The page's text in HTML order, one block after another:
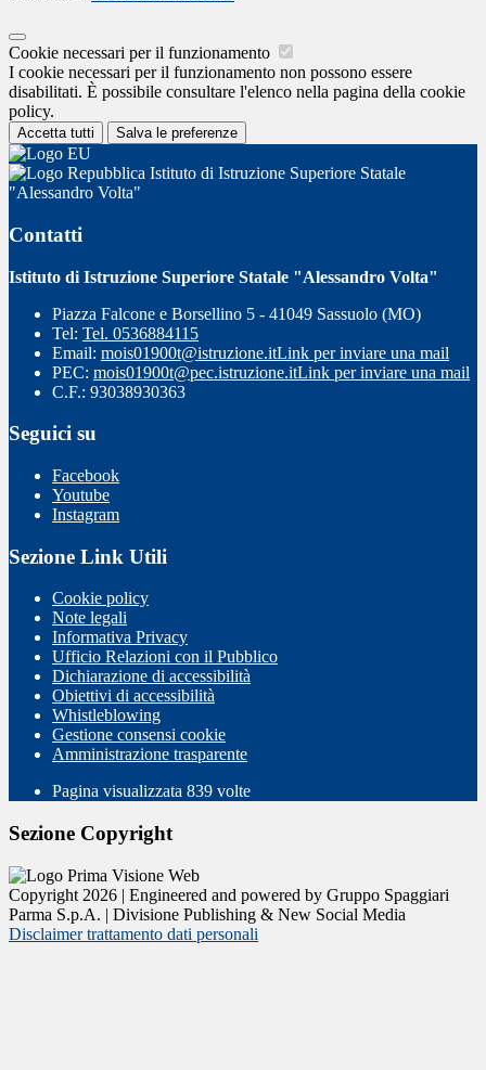
Cookie necessari per il funzionamento
I cookie necessari per il funzionamento non possono essere
disabilitati. È possibile consultare l'elenco nella pagina della cookie
policy.
Accetta tutti Salva le preferenze
Istituto di Istruzione Superiore Statale
"Alessandro Volta"
Contatti
Istituto di Istruzione Superiore Statale "Alessandro Volta"
Piazza Falcone e Borsellino 5 - 41049 Sassuolo (MO)
Tel: Tel. 0536884115
Email: mois01900t@istruzione.itLink per inviare una mail
PEC: mois01900t@pec.istruzione.itLink per inviare una mail
C.F.: 93038930363
Seguici su
Facebook
Youtube
Instagram
Sezione Link Utili
Cookie policy
Note legali
Informativa Privacy
Ufficio Relazioni con il Pubblico
Dichiarazione di accessibilità
Obiettivi di accessibilità
Whistleblowing
Gestione consensi cookie
Amministrazione trasparente
Pagina visualizzata 839 volte
Sezione Copyright
Copyright 2026 | Engineered and powered by Gruppo Spaggiari
Parma S.p.A. | Divisione Publishing & New Social Media
Disclaimer trattamento dati personali